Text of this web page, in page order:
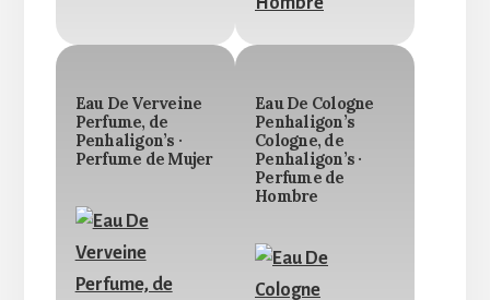
Eau De Verveine
Perfume, de
Penhaligon’s ·
Perfume de Mujer
Eau De Cologne
Penhaligon’s
Cologne, de
Penhaligon’s ·
Perfume de
Hombre